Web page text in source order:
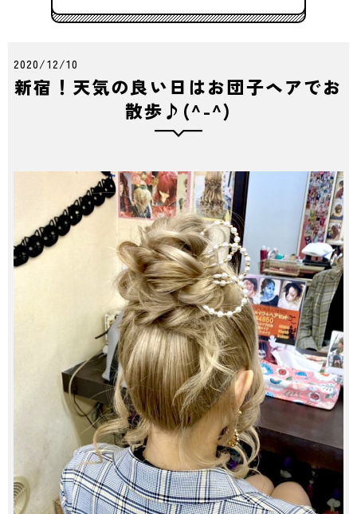
2020/12/10
新宿！天気の良い日はお団子ヘアでお
散歩♪(^-^)